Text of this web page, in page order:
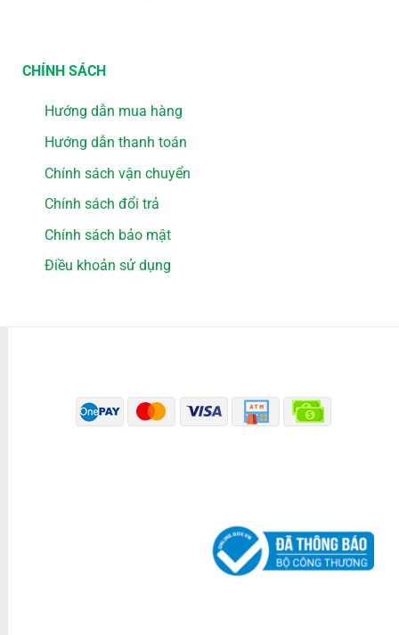
CHÍNH SÁCH
Hướng dẫn mua hàng
Hướng dẫn thanh toán
Chính sách vận chuyển
Chính sách đổi trả
Chính sách bảo mật
Điều khoản sử dụng